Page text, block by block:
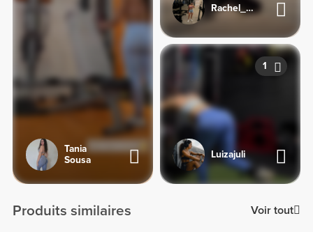
Tania
Sousa
Rachel_sj92
1
Luizajuli
Produits similaires Voir tout